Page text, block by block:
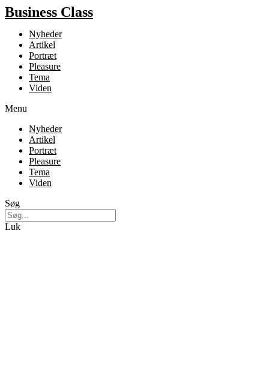
Business Class
Nyheder
Artikel
Portræt
Pleasure
Tema
Viden
Menu
Nyheder
Artikel
Portræt
Pleasure
Tema
Viden
Søg
Luk